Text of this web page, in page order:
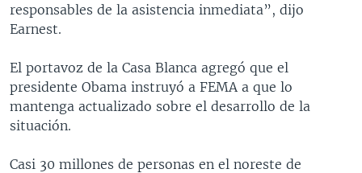
responsables de la asistencia inmediata”, dijo
Earnest.
El portavoz de la Casa Blanca agregó que el
presidente Obama instruyó a FEMA a que lo
mantenga actualizado sobre el desarrollo de la
situación.
Casi 30 millones de personas en el noreste de